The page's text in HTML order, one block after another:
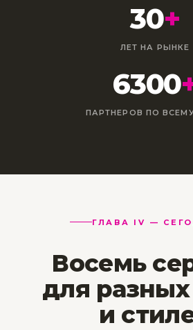
30+
ЛЕТ НА РЫНКЕ
6300
ПАРТНЕРОВ ПО
ГЛАВА IV —
Восемь
для разных
и